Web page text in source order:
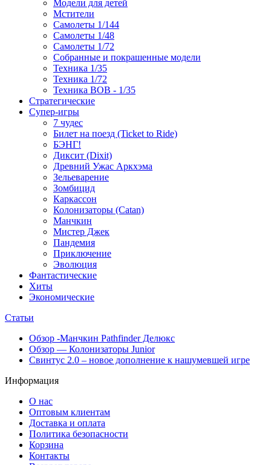
Модели для детей
Мстители
Самолеты 1/144
Самолеты 1/48
Самолеты 1/72
Собранные и покрашенные модели
Техника 1/35
Техника 1/72
Техника ВОВ - 1/35
Стратегические
Супер-игры
7 чудес
Билет на поезд (Ticket to Ride)
БЭНГ!
Диксит (Dixit)
Древний Ужас Аркхэма
Зельеварение
Зомбицид
Каркассон
Колонизаторы (Catan)
Манчкин
Мистер Джек
Пандемия
Приключение
Эволюция
Фантастические
Хиты
Экономические
Статьи
Обзор -Манчкин Pathfinder Делюкс
Обзор — Колонизаторы Junior
Свинтус 2.0 – новое дополнение к нашумевшей игре
Информация
О нас
Оптовым клиентам
Доставка и оплата
Политика безопасности
Корзина
Контакты